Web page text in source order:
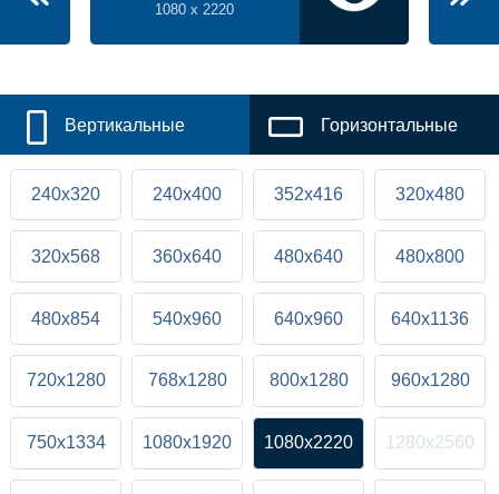
1080 x 2220
Вертикальные Горизонтальные
240x320 240x400 352x416 320x480
320x568 360x640 480x640 480x800
480x854 540x960 640x960 640x1136
720x1280 768x1280 800x1280 960x1280
750x1334 1080x1920 1080x2220 1280x2560